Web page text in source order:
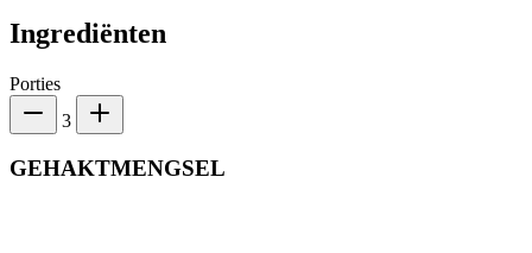
Ingrediënten
Porties
3
GEHAKTMENGSEL